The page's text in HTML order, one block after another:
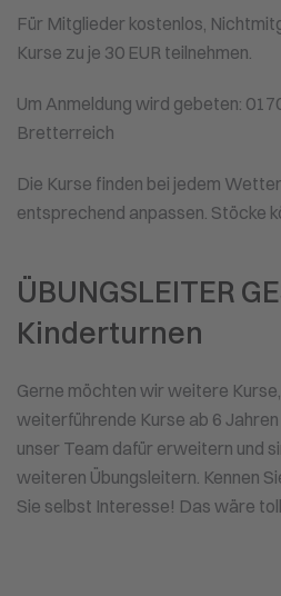
Für Mitglieder kostenlos,
Kurse zu je 30 EUR teilnehmen.
Um Anmeldung wird gebeten:
Bretterreich
Die Kurse finden bei jedem
entsprechend anpassen. Stöcke
ÜBUNGSLEITER
Kinderturnen
Gerne möchten wir weitere
weiterführende Kurse ab 6
unser Team dafür erweitern und
weiteren Übungsleitern. Kennen
Sie selbst Interesse! Das wäre